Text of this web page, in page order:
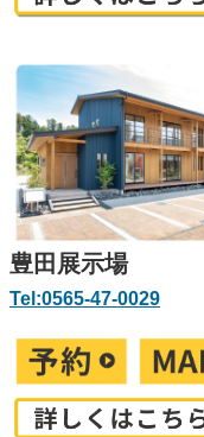
豊田展示場
Tel:0565-47-0029